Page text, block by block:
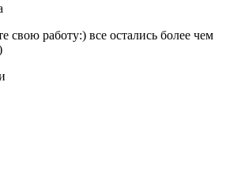
свою работу:) все остались более чем